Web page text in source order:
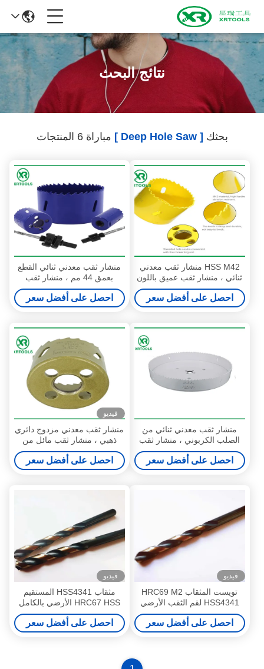
نتائج البحث
بحثك [ Deep Hole Saw ] مباراة 6 المنتجات
HSS M42 منشار ثقب معدني
ثنائي ، منشار ثقب عميق باللون
الأصفر للخشب / الألومنيوم
احصل على أفضل سعر
منشار ثقب معدني ثنائي القطع
بعمق 44 مم ، منشار ثقب
معدني متغير للأسنان 4/6 TPI
احصل على أفضل سعر
منشار ثقب معدني ثنائي من
الصلب الكربوني ، منشار ثقب
ملحوم بحافة 7 بوصة سطح طلاء
ملون
احصل على أفضل سعر
فيديو
منشار ثقب معدني مزدوج دائري
ذهبي ، منشار ثقب مائل من
كربيد HSS M42 مدمج
احصل على أفضل سعر
فيديو
تويست المثقاب HRC69 M2
HSS4341 لقم الثقب الأرضي
بالكامل
احصل على أفضل سعر
فيديو
مثقاب HSS4341 المستقيم
HRC67 HSS الأرضي بالكامل
احصل على أفضل سعر